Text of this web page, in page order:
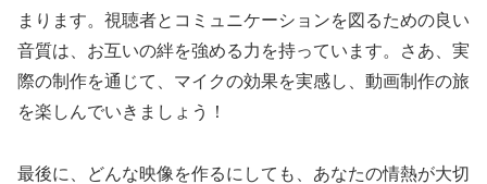
まります。視聴者とコミュニケーションを図るための良い
音質は、お互いの絆を強める力を持っています。さあ、実
際の制作を通じて、マイクの効果を実感し、動画制作の旅
を楽しんでいきましょう！
最後に、どんな映像を作るにしても、あなたの情熱が大切